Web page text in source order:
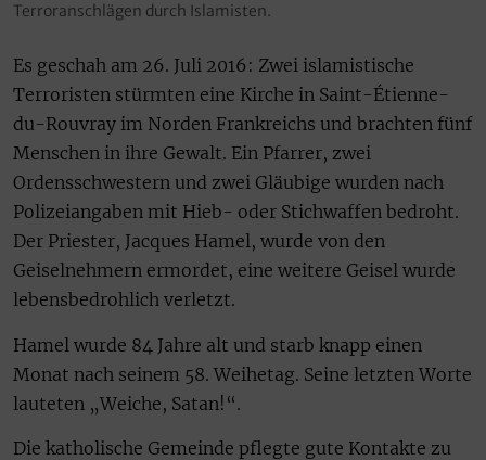
Terroranschlägen durch Islamisten.
Es geschah am 26. Juli 2016: Zwei islamistische
Terroristen stürmten eine Kirche in Saint-Étienne-
du-Rouvray im Norden Frankreichs und brachten fünf
Menschen in ihre Gewalt. Ein Pfarrer, zwei
Ordensschwestern und zwei Gläubige wurden nach
Polizeiangaben mit Hieb- oder Stichwaffen bedroht.
Der Priester, Jacques Hamel, wurde von den
Geiselnehmern ermordet, eine weitere Geisel wurde
lebensbedrohlich verletzt.
Hamel wurde 84 Jahre alt und starb knapp einen
Monat nach seinem 58. Weihetag. Seine letzten Worte
lauteten „Weiche, Satan!“.
Die katholische Gemeinde pflegte gute Kontakte zu